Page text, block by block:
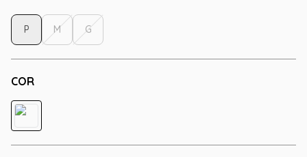
COR
P M G